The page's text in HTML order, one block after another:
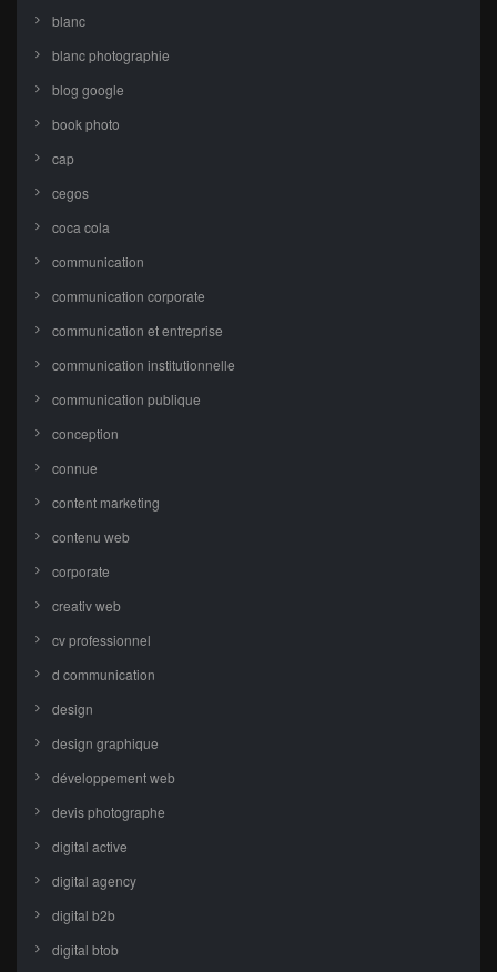
blanc
blanc photographie
blog google
book photo
cap
cegos
coca cola
communication
communication corporate
communication et entreprise
communication institutionnelle
communication publique
conception
connue
content marketing
contenu web
corporate
creativ web
cv professionnel
d communication
design
design graphique
développement web
devis photographe
digital active
digital agency
digital b2b
digital btob